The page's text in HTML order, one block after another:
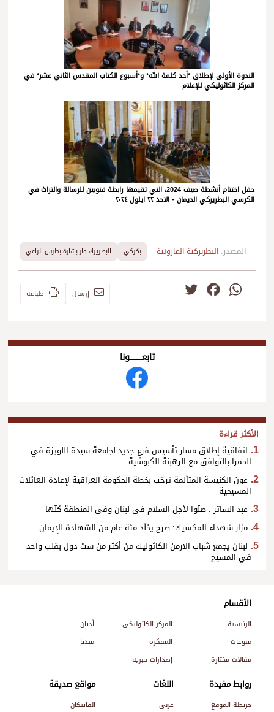
الندوة الأولى لإطلاق *أحد كلمة الله* و*أسبوع الكتاب المقدس الثاني عشر* في
المركز الكاثوليكي للإعلام
حفل اختتام أنشطة صيف 2024، التي تقيمها رابطة قنوبين للرسالة والتراث في
الكرسي البطريركي الديمان - الاحد ٢٢ ايلول ٢٠٢٤
المصدر: البطريركية المارونية بكركي البطريرك مار بشارة بطرس الراعي
WhatsApp
Facebook إرسال طباعة
تابعــــــــــونا
الأكثر قراءة
اتفاقية إطلاق مسار تأسيس فرع جديد لجامعة سيدة اللويزة في
الحمرا بالتوافق مع الرهبنة الكبوشية
عون الكنيسة المتألمة ترحّب بخطة الحكومة العراقية لإعادة العائلات
المسيحية
عبد الساتر : صلّوا لأجل السلام في لبنان وفي المنطقة كلّها
مزار شهداء المكسيك: صرح يخلّد مئة عام من الشهادة للإيمان
لبنان يجمع شباب الأرمن الكاثوليك من أكثر من ست دول بقلب واحد
في المسيح
الأقسام
الرئيسية المركز الكاثوليكي
أديان
منوعات
المفكرة
ميديا
مقالات مختارة
إصدارات حبرية
روابط مفيدة
خريطة الموقع
اللغات
عربي
مواقع صديقة
الفاتيكان